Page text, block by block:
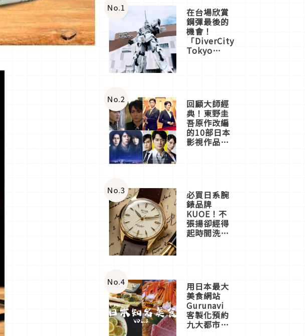
No.1 在台場欣賞
鋼彈最後的
機會！
「DiverCity
Tokyo
體驗
No.2 回顧大師經
典！東野圭
吾原作改編
的10部日本
影視作品推
No.3 必買日系腕
錶品牌
KUOE！不
張揚卻經得
起時間洗鍊
No.4 用日本最大
美食網站
Gurunavi
客製化預約
九大都市餐